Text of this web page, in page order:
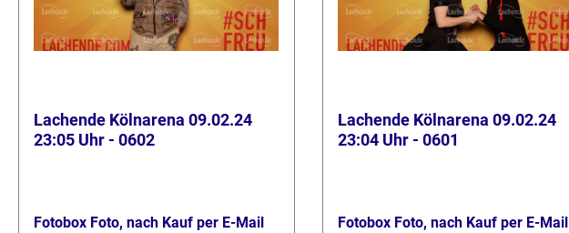
Lachende Kölnarena 09.02.24
23:05 Uhr - 0602
Fotobox Foto, nach Kauf per E-Mail
Lachende Kölnarena 09.02.24
23:04 Uhr - 0601
Fotobox Foto, nach Kauf per E-Mail